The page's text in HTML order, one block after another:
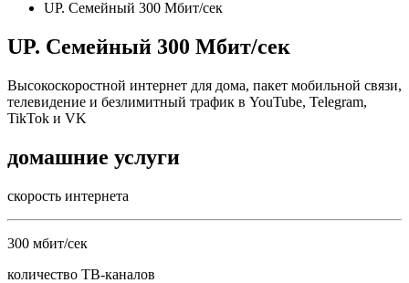
UP. Семейный 300 Мбит/сек
UP. Семейный 300 Мбит/сек
Высокоскоростной интернет для дома, пакет мобильной связи,
телевидение и безлимитный трафик в YouTube, Telegram,
TikTok и VK
домашние услуги
скорость интернета
300 мбит/сек
количество ТВ-каналов